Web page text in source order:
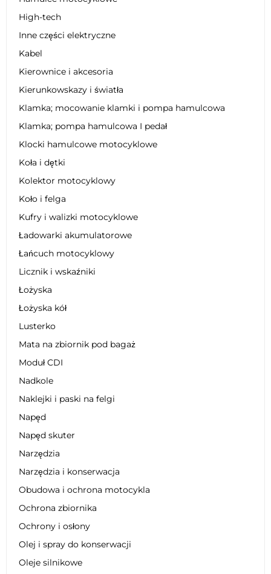
High-tech
Inne części elektryczne
Kabel
Kierownice i akcesoria
Kierunkowskazy i światła
Klamka; mocowanie klamki i pompa hamulcowa
Klamka; pompa hamulcowa I pedał
Klocki hamulcowe motocyklowe
Koła i dętki
Kolektor motocyklowy
Koło i felga
Kufry i walizki motocyklowe
Ładowarki akumulatorowe
Łańcuch motocyklowy
Licznik i wskaźniki
Łożyska
Łożyska kół
Lusterko
Mata na zbiornik pod bagaż
Moduł CDI
Nadkole
Naklejki i paski na felgi
Napęd
Napęd skuter
Narzędzia
Narzędzia i konserwacja
Obudowa i ochrona motocykla
Ochrona zbiornika
Ochrony i osłony
Olej i spray do konserwacji
Oleje silnikowe